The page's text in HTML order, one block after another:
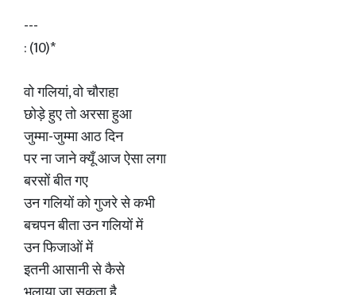
---
: (10)*
वो गलियां, वो चौराहा
छोड़े हुए तो अरसा हुआ
जुम्मा-जुम्मा आठ दिन
पर ना जाने क्यूँ आज ऐसा लगा
बरसों बीत गए
उन गलियों को गुजरे से कभी
बचपन बीता उन गलियों में
उन फिजाओं में
इतनी आसानी से कैसे